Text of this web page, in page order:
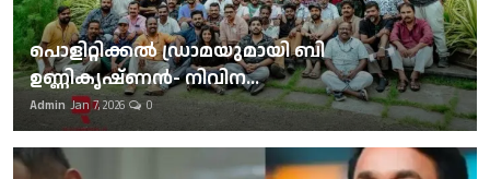
പൊളിറ്റിക്കല്‍ ഡ്രാമയുമായി ബി
ഉണ്ണികൃഷ്ണന്‍- നിവിന...
Admin Jan 7, 2026 0